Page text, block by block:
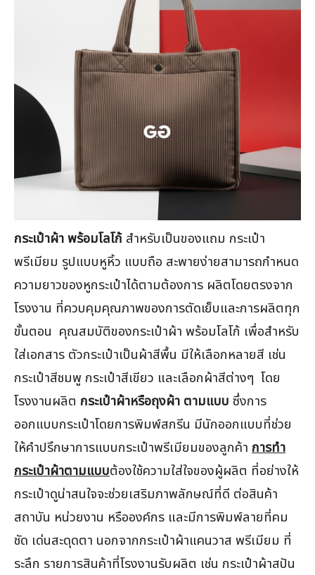
กระเป๋าผ้า พร้อมโลโก้ สำหรับเป็นของแถม กระเป๋า
พรีเมียม รูปแบบหูหิ้ว แบบถือ สะพายง่ายสามารถกำหนด
ความยาวของหูกระเป๋าได้ตามต้องการ ผลิตโดยตรงจาก
โรงงาน ที่ควบคุมคุณภาพของการตัดเย็บและการผลิตทุก
ขั้นตอน คุณสมบัติของกระเป๋าผ้า พร้อมโลโก้ เพื่อสำหรับ
ใส่เอกสาร ตัวกระเป๋าเป็นผ้าสีพื้น มีให้เลือกหลายสี เช่น
กระเป๋าสีชมพู กระเป๋าสีเขียว และเลือกผ้าสีต่างๆ โดย
โรงงานผลิต กระเป๋าผ้าหรือถุงผ้า ตามแบบ ซึ่งการ
ออกแบบกระเป๋าโดยการพิมพ์สกรีน มีนักออกแบบที่ช่วย
ให้คำปรึกษาการแบบกระเป๋าพรีเมียมของลูกค้า การทำ
กระเป๋าผ้าตามแบบต้องใช้ความใส่ใจของผู้ผลิต ที่อย่างให้
กระเป๋าดูน่าสนใจจะช่วยเสริมภาพลักษณ์ที่ดี ต่อสินค้า
สถาบัน หน่วยงาน หรือองค์กร และมีการพิมพ์ลายที่คม
ชัด เด่นสะดุดตา นอกจากกระเป๋าผ้าแคนวาส พรีเมียม ที่
ระลึก รายการสินค้าที่โรงงานรับผลิต เช่น กระเป๋าผ้าสปัน